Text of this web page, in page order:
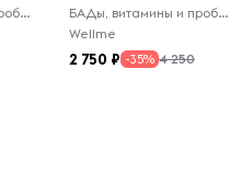
БАДы, витамины и пробиотики
БАДы, витамины и пробиотики
Wellme
2 750 -35% 4 250